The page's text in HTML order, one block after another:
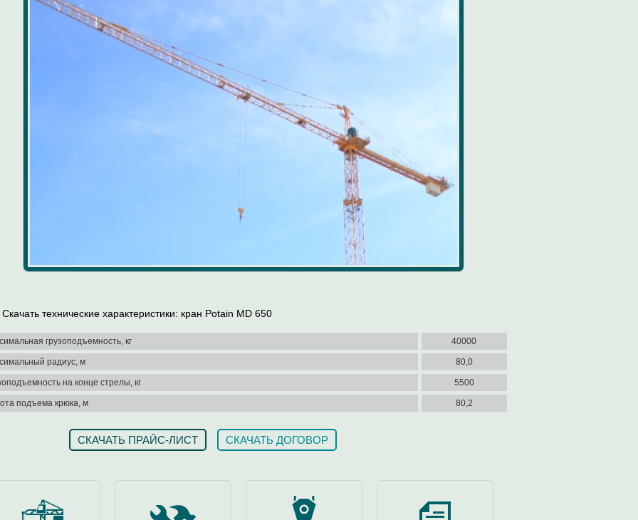
технические характеристики: кран Potain MD 650
грузоподъемность, кг 40000
радиус, м 80,0
на конце стрелы, кг 5500
подъема крюка, м 80,2
СКАЧАТЬ ПРАЙС-ЛИСТ СКАЧАТЬ ДОГОВОР